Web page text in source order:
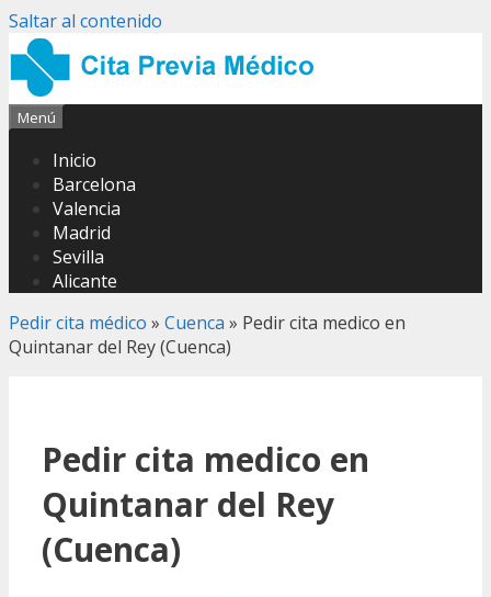
Saltar al contenido
Menú
Inicio
Barcelona
Valencia
Madrid
Sevilla
Alicante
Pedir cita médico » Cuenca » Pedir cita medico en
Quintanar del Rey (Cuenca)
Pedir cita medico en
Quintanar del Rey
(Cuenca)